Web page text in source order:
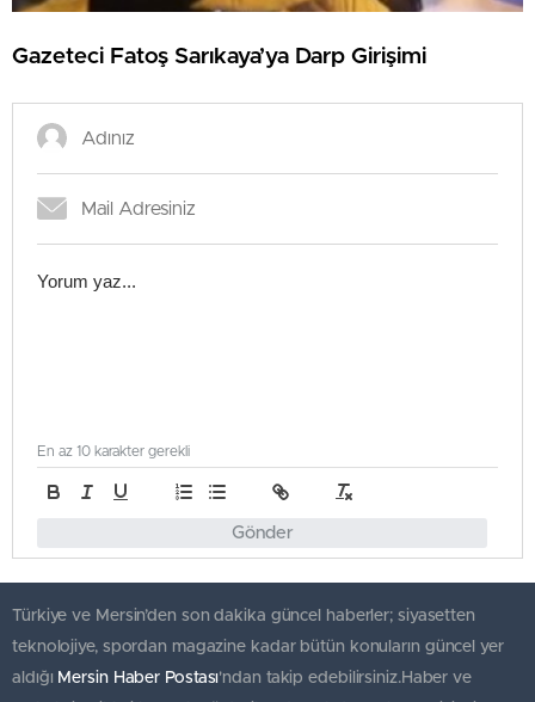
Gazeteci Fatoş Sarıkaya’ya Darp Girişimi
Gönder
En az 10 karakter gerekli
Türkiye ve Mersin’den son dakika güncel haberler; siyasetten
teknolojiye, spordan magazine kadar bütün konuların güncel yer
aldığı Mersin Haber Postası'ndan takip edebilirsiniz.Haber ve